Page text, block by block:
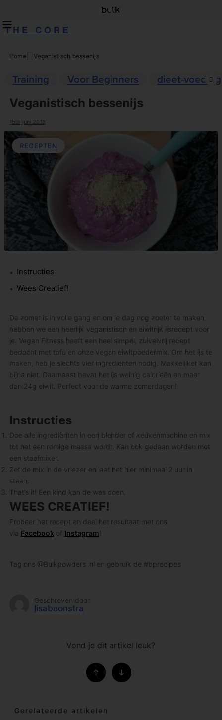
THE CORE
Skip
content
Home Veganistisch bessenijs
Training Voor Beginners
dieet-voeding
Veganistisch bessenijs
15th juni 2018
RECEPTEN
Instructies
Wees Creatief!
De zomer is in volle gang en om je dag nog zoeter te maken,
hebben we een heerlijk veganistisch en eiwitrijk ijsrecept voor
je. Vegan Fitness heeft een heel simpel, zuivelvrij recept
bedacht met tofu en onze vegan eiwitpoedermix. Om het ijs te
maken, heb je slechts vier ingrediënten nodig. Makkelijker kan
bijna niet. Daarnaast bevat het ijs weinig calorieën en meer
dan 24g eiwit. Perfect voor de warme zomerdagen!
Instructies
Doe alle ingrediënten in een blender of keukenmachine en mix
tot het een romige massa wordt. Kan ook gedaan worden met
een staafmixer.
Zet de mix in de vriezer en laat het hier minimaal 2 uur in
staan.
That’s it! Een kind kan de was doen.
WEES CREATIEF!
Probeer het recept en deel het resultaat met ons
via Facebook of Instagram
Tag ons @Bulkpowders_nl en gebruik de #bprecipes
Geschreven door
lisaboonstra
Vond je dit artikel leuk?
Gerelateerde artikelen